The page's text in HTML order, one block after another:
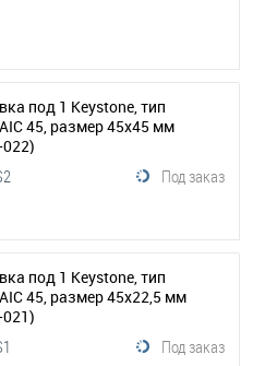
под 1 Keystone, тип
45, размер 45х45 мм
Под заказ
под 1 Keystone, тип
45, размер 45х22,5 мм
Под заказ